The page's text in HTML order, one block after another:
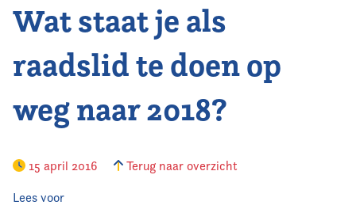
Home
Agenda
Nieuws
Wat staat je als
raadslid te doen op
weg naar 2018?
15 april 2016 Terug naar overzicht
Lees voor